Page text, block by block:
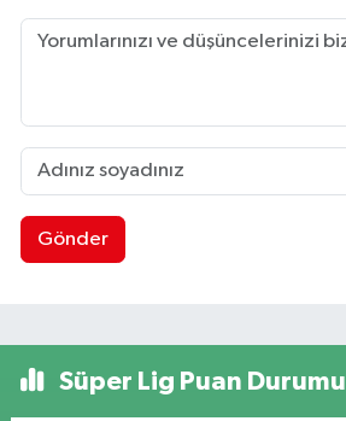
Gönder
Süper Lig Puan Durumu